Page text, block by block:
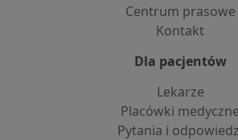
Centrum prasowe
Kontakt
Dla pacjentów
Lekarze
Placówki medyczne
Pytania i